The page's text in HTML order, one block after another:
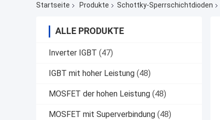
Startseite Produkte Schottky-Sperrschichtdioden
ALLE PRODUKTE
Inverter IGBT (47)
IGBT mit hoher Leistung (48)
MOSFET der hohen Leistung (48)
MOSFET mit Superverbindung (48)